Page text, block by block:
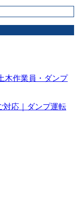
対応｜ダンプ運転